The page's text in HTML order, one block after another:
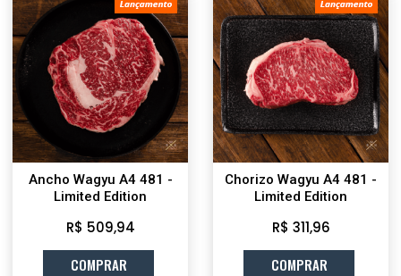
Ancho Wagyu A4 481 -
Limited Edition
R$ 509,94
COMPRAR
Chorizo Wagyu A4 481 -
Limited Edition
R$ 311,96
COMPRAR